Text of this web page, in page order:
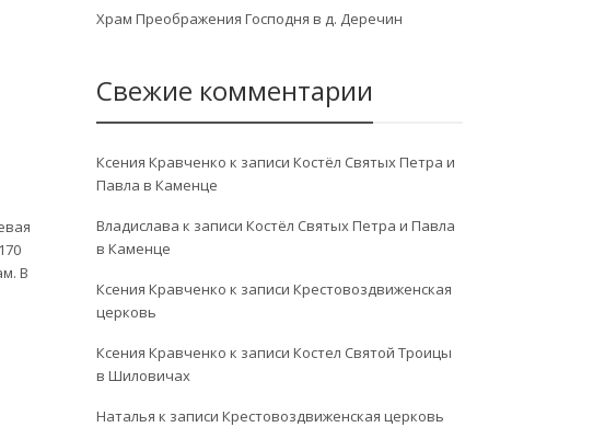
В
Храм Преображения Господня в д. Деречин
Свежие комментарии
Ксения Кравченко к записи Костёл Святых Петра и
Павла в Каменце
Владислава к записи Костёл Святых Петра и Павла
в Каменце
Ксения Кравченко к записи Крестовоздвиженская
церковь
Ксения Кравченко к записи Костел Святой Троицы
в Шиловичах
Наталья к записи Крестовоздвиженская церковь